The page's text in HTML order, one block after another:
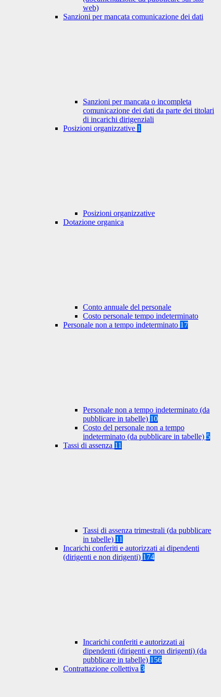
web)
Sanzioni per mancata comunicazione dei dati
Sanzioni per mancata o incompleta
comunicazione dei dati da parte dei titolari
di incarichi dirigenziali
Posizioni organizzative 1
Posizioni organizzative
Dotazione organica
Conto annuale del personale
Costo personale tempo indeterminato
Personale non a tempo indeterminato 17
Personale non a tempo indeterminato (da
pubblicare in tabelle) 10
Costo del personale non a tempo
indeterminato (da pubblicare in tabelle) 5
Tassi di assenza 11
Tassi di assenza trimestrali (da pubblicare
in tabelle) 11
Incarichi conferiti e autorizzati ai dipendenti
(dirigenti e non dirigenti) 174
Incarichi conferiti e autorizzati ai
dipendenti (dirigenti e non dirigenti) (da
pubblicare in tabelle) 156
Contrattazione collettiva 3